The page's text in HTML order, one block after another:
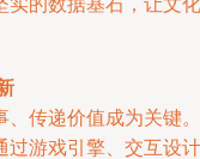
实的数据基石，让文化
、传递价值成为关键。
过游戏引擎、交互设计